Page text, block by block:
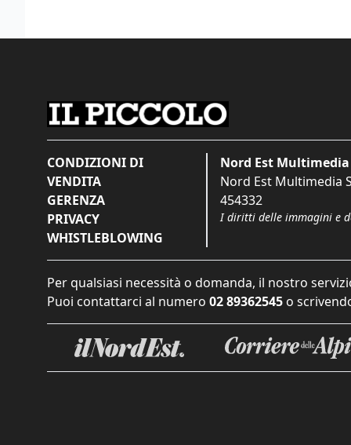
CONDIZIONI DI
VENDITA
GERENZA
PRIVACY
WHISTLEBLOWING
Nord Est Multimedia
Nord Est Multimedia
454332
I diritti delle immagini e
Per qualsiasi necessità o domanda, il nostro
Puoi contattarci al numero 02 89362545 o